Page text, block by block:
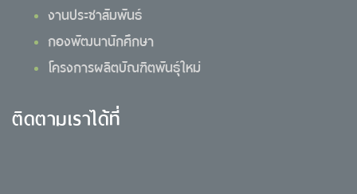
งานประชาสัมพันธ์
กองพัฒนานักศึกษา
โครงการผลิตบัณฑิตพันธุ์ใหม่
ติดตามเราได้ที่